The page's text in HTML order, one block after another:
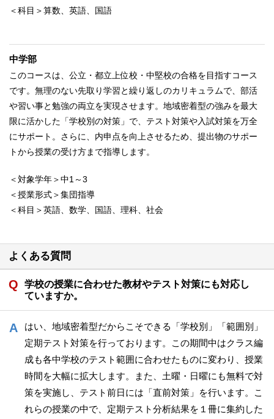
＜科目＞算数、英語、国語
中学部
このコースは、公立・都立上位校・中堅校の合格を目指すコース
です。無理のない先取り学習と繰り返しのカリキュラムで、部活
や習い事と勉強の両立を実現させます。地域密着型の強みを最大
限に活かした「学校別の対策」で、テスト対策や入試対策を万全
にサポート。さらに、内申点を向上させるため、提出物のサポー
トから授業の受け方まで指導します。
＜対象学年＞中1～3
＜授業形式＞集団指導
＜科目＞英語、数学、国語、理科、社会
よくある質問
学校の授業に合わせた教材やテスト対策にも対応し
ていますか。
はい、地域密着型だからこそできる「学校別」「範囲別」
定期テスト対策を行っております。この期間中はクラス編
成も各中学校のテスト範囲に合わせたものに変わり、授業
時間を大幅に拡大します。また、土曜・日曜にも無料で対
策を実施し、テスト前日には「直前対策」を行います。こ
れらの授業の中で、定期テスト分析結果を１冊に集約した